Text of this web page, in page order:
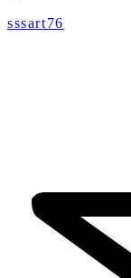
sssart76